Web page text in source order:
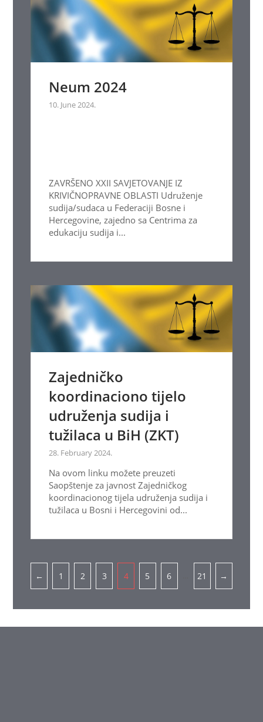
Neum 2024
10. June 2024.
ZAVRŠENO XXII SAVJETOVANJE IZ
KRIVIČNOPRAVNE OBLASTI Udruženje
sudija/sudaca u Federaciji Bosne i
Hercegovine, zajedno sa Centrima za
edukaciju sudija i...
Zajedničko
koordinaciono tijelo
udruženja sudija i
tužilaca u BiH (ZKT)
28. February 2024.
Na ovom linku možete preuzeti
Saopštenje za javnost Zajedničkog
koordinacionog tijela udruženja sudija i
tužilaca u Bosni i Hercegovini od...
Pagination
← 1 2 3 4 5 6 21 →